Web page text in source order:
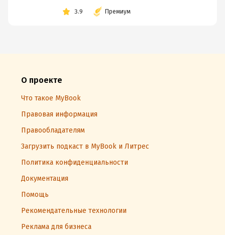
3.9 Премиум
О проекте
Что такое MyBook
Правовая информация
Правообладателям
Загрузить подкаст в MyBook и Литрес
Политика конфиденциальности
Документация
Помощь
Рекомендательные технологии
Реклама для бизнеса